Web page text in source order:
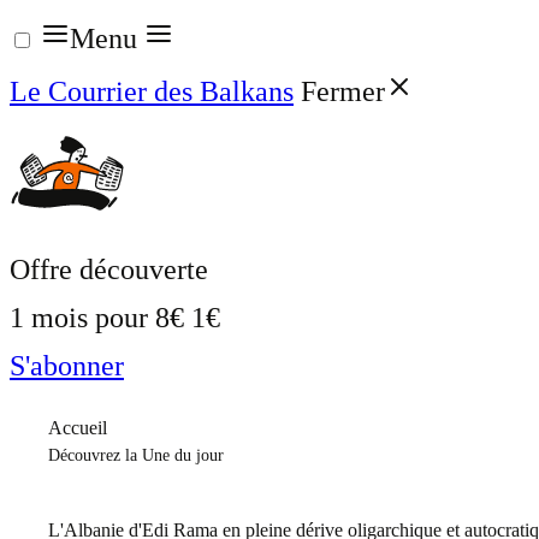
Aller
au
contenu
Menu
Le Courrier des Balkans Fermer
Offre découverte
1 mois pour 8€ 1€
S'abonner
Accueil
Découvrez la Une du jour
L'Albanie d'Edi Rama en pleine dérive oligarchique et